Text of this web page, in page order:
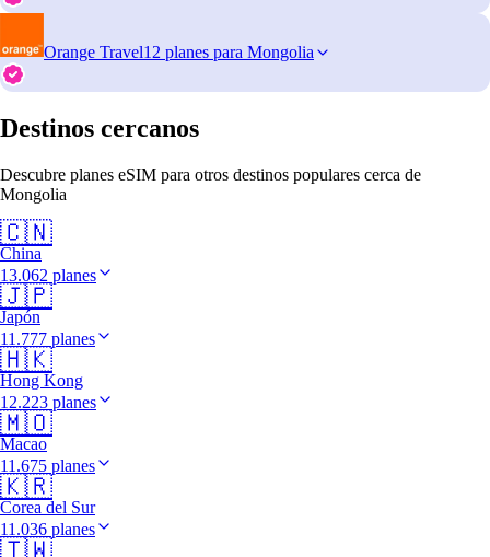
Orange Travel12 planes para Mongolia
Destinos cercanos
Descubre planes eSIM para otros destinos populares cerca de
Mongolia
🇨🇳
China
13.062 planes
🇯🇵
Japón
11.777 planes
🇭🇰
Hong Kong
12.223 planes
🇲🇴
Macao
11.675 planes
🇰🇷
Corea del Sur
11.036 planes
🇹🇼